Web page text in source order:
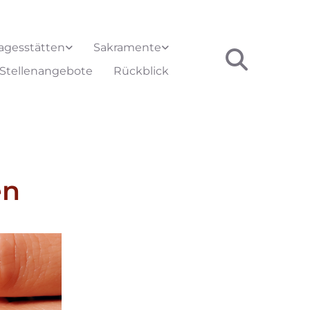
Sakramente
Rückblick